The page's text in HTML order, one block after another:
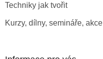
Techniky jak tvořit
Kurzy, dílny, semináře, akce